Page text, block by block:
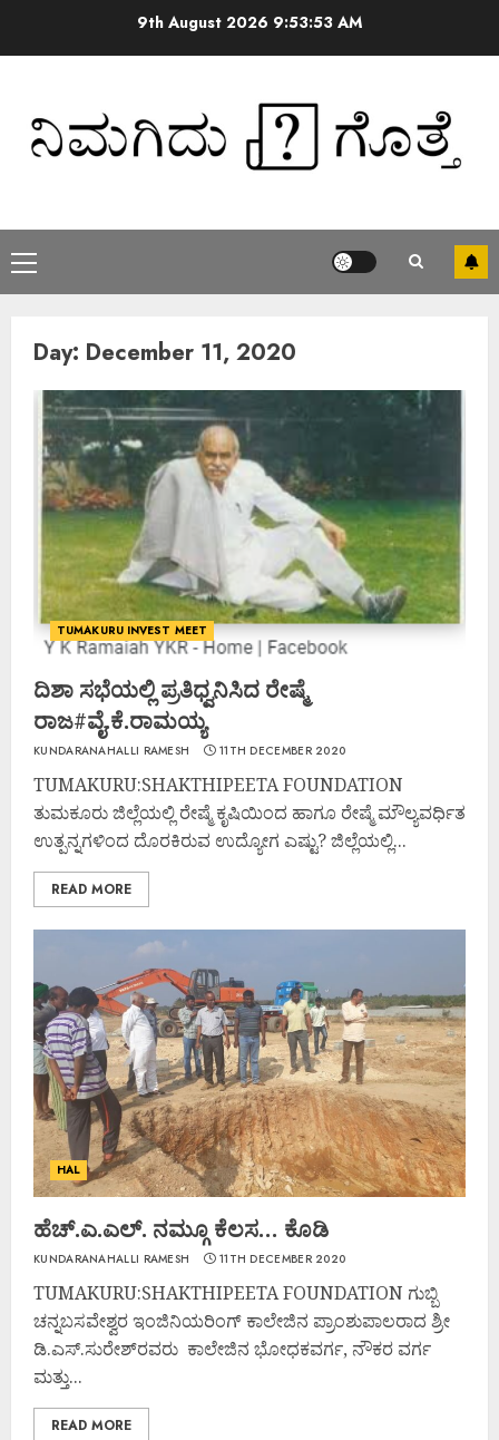
9th August 2026 9:53:53 AM
Day: December 11, 2020
TUMAKURU INVEST MEET
ದಿಶಾ ಸಭೆಯಲ್ಲಿ ಪ್ರತಿಧ್ವನಿಸಿದ ರೇಷ್ಮೆ
ರಾಜ#ವೈ.ಕೆ.ರಾಮಯ್ಯ
KUNDARANAHALLI RAMESH 11TH DECEMBER 2020
TUMAKURU:SHAKTHIPEETA FOUNDATION
ತುಮಕೂರು ಜಿಲ್ಲೆಯಲ್ಲಿ ರೇಷ್ಮೆ ಕೃಷಿಯಿಂದ ಹಾಗೂ ರೇಷ್ಮೆ ಮೌಲ್ಯವರ್ಧಿತ
ಉತ್ಪನ್ನಗಳಿಂದ ದೊರಕಿರುವ ಉದ್ಯೋಗ ಎಷ್ಟು? ಜಿಲ್ಲೆಯಲ್ಲಿ...
READ MORE
HAL
ಹೆಚ್.ಎ.ಎಲ್. ನಮ್ಗೂ ಕೆಲಸ… ಕೊಡಿ
KUNDARANAHALLI RAMESH 11TH DECEMBER 2020
TUMAKURU:SHAKTHIPEETA FOUNDATION ಗುಬ್ಬಿ
ಚನ್ನಬಸವೇಶ್ವರ ಇಂಜಿನಿಯರಿಂಗ್ ಕಾಲೇಜಿನ ಪ್ರಾಂಶುಪಾಲರಾದ ಶ್ರೀ
ಡಿ.ಎಸ್.ಸುರೇಶ್‌ರವರು ಕಾಲೇಜಿನ ಭೋಧಕವರ್ಗ, ನೌಕರ ವರ್ಗ
ಮತ್ತು...
READ MORE